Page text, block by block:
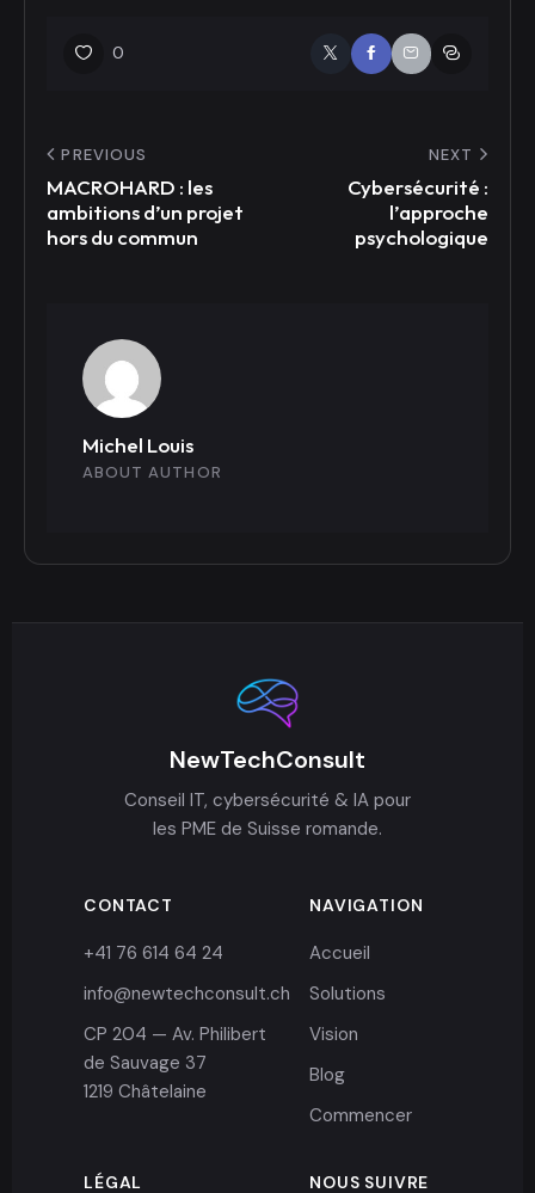
0
PREVIOUS
MACROHARD : les
ambitions d’un projet
hors du commun
NEXT
Cybersécurité :
l’approche
psychologique
Michel Louis
ABOUT AUTHOR
NewTechConsult
Conseil IT, cybersécurité & IA pour
les PME de Suisse romande.
CONTACT
+41 76 614 64 24
info@newtechconsult.ch
CP 204 — Av. Philibert
de Sauvage 37
1219 Châtelaine
NAVIGATION
Accueil
Solutions
Vision
Blog
Commencer
LÉGAL NOUS SUIVRE